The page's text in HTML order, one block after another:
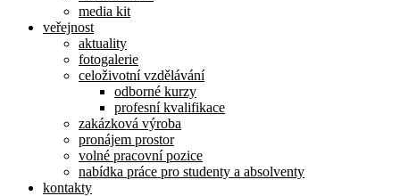
media kit
veřejnost
aktuality
fotogalerie
celoživotní vzdělávání
odborné kurzy
profesní kvalifikace
zakázková výroba
pronájem prostor
volné pracovní pozice
nabídka práce pro studenty a absolventy
kontakty